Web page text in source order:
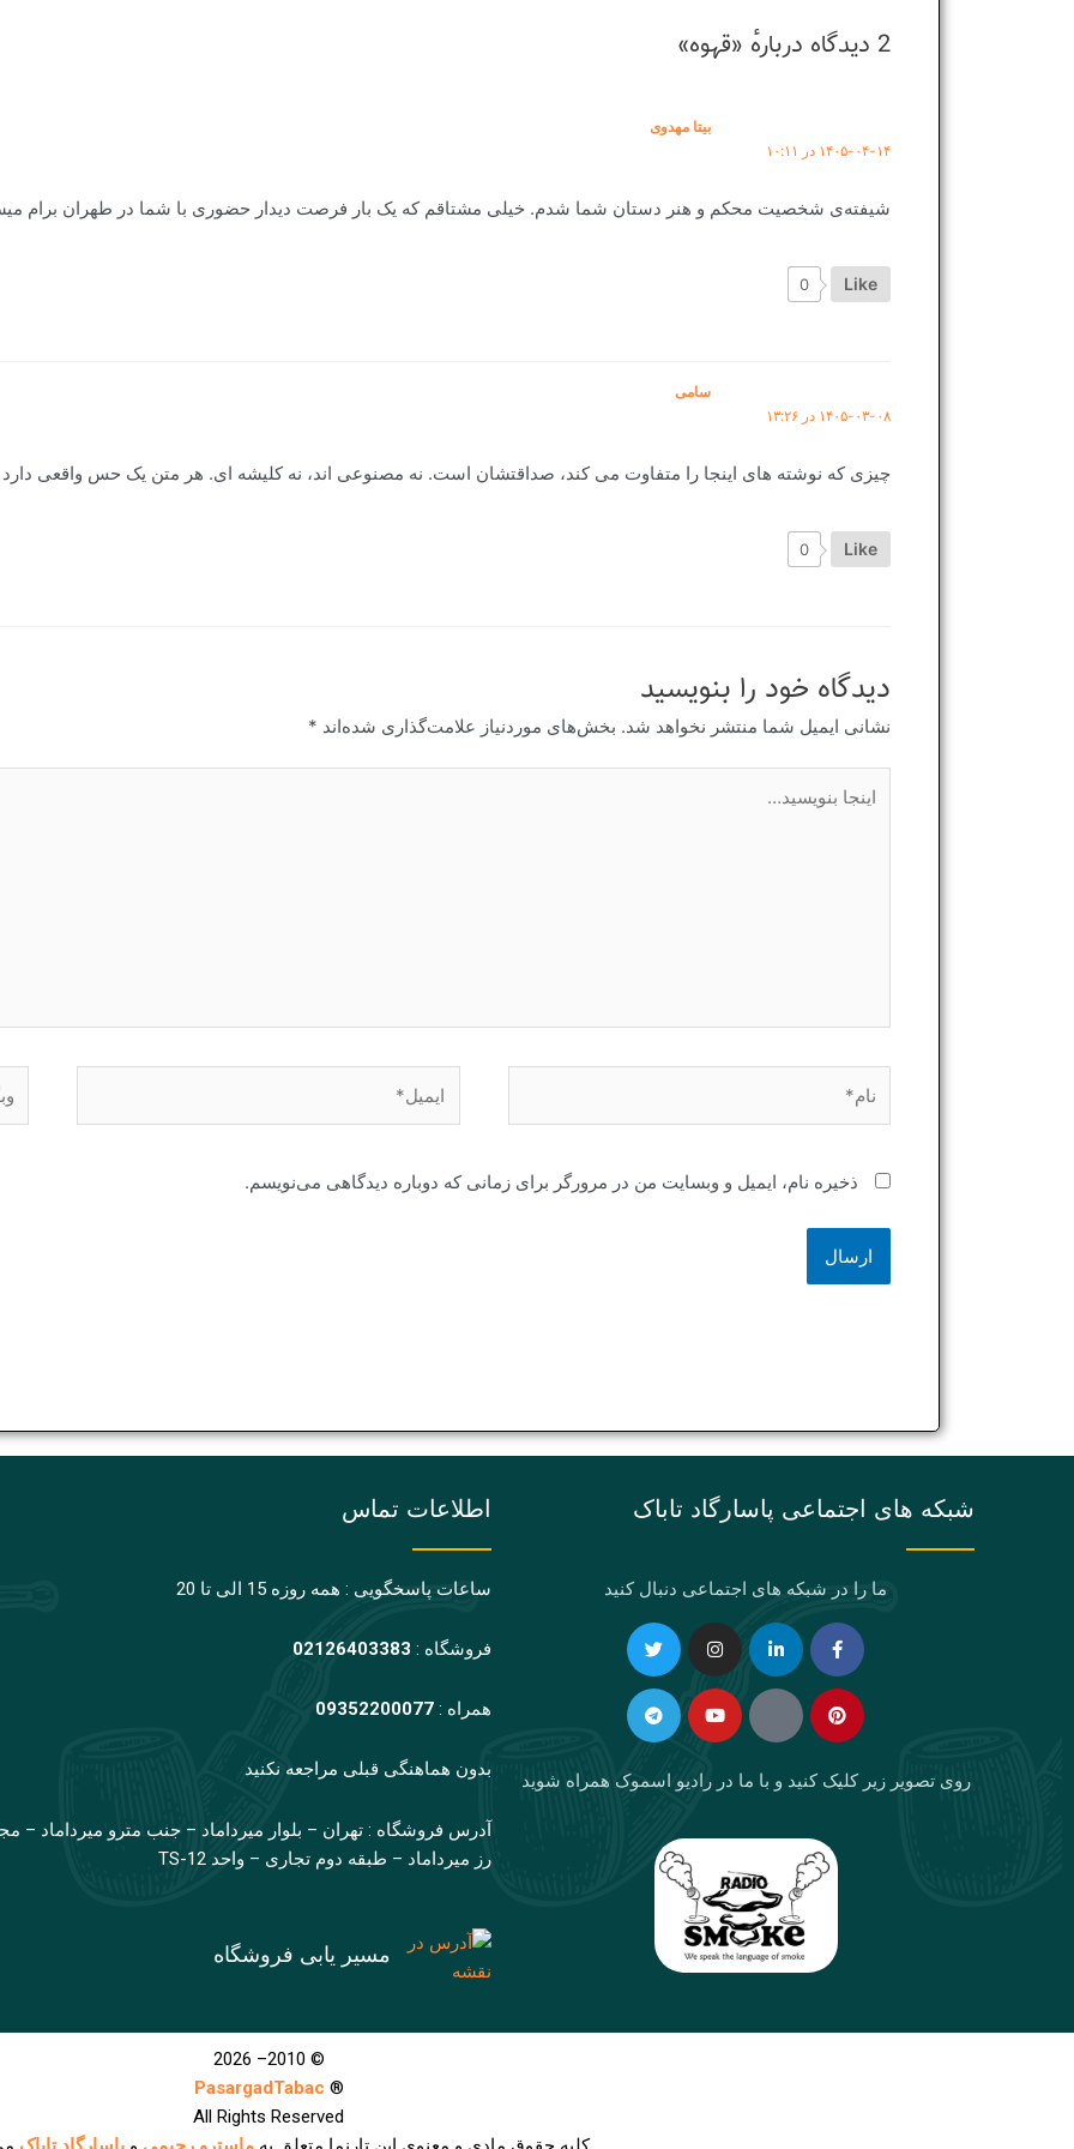
2 دیدگاه دربارهٔ «قهوه»
بیتا مهدوی
۱۴۰۵-۰۴-۱۴ در ۱۰:۱۱
شیفته‌ی شخصیت محکم و هنر دستان شما شدم. خیلی مشتاقم که یک بار فرصت دیدار حضوری با شما در طهران برام
Like
0
سامی
۱۴۰۵-۰۳-۰۸ در ۱۳:۲۶
چیزی که نوشته های اینجا را متفاوت می کند، صداقتشان است. نه مصنوعی اند، نه کلیشه ای. هر متن یک حس واقعی
Like
0
دیدگاه‌ خود را بنویسید
نشانی ایمیل شما منتشر نخواهد شد. بخش‌های موردنیاز علامت‌گذاری شده‌اند *
بنویسید…
ذخیره نام، ایمیل و وبسایت من در مرورگر برای زمانی که دوباره دیدگاهی می‌نویسم.
شبکه های اجتماعی پاسارگاد تاباک
ما را در شبکه های اجتماعی دنبال کنید
Facebook-
f
Linkedin-
in
Instagram
Twitter Pinterest
Eaparat
Youtube
Telegram
روی تصویر زیر کلیک کنید و با ما در رادیو اسموک همراه شوید
اطلاعات تماس
ساعات پاسخگویی : همه روزه 15 الی تا 20
فروشگاه : 02126403383
همراه :09352200077
بدون هماهنگی قبلی مراجعه نکنید
آدرس فروشگاه : تهران – بلوار میرداماد – جنب مترو میرداماد –
رز میرداماد – طبقه دوم تجاری – واحد TS-12
مسیر یابی فروشگاه
© 2010– 2026
®
PasargadTabac
All Rights Reserved